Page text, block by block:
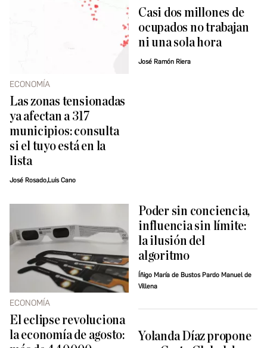
ECONOMÍA
Las zonas tensionadas
ya afectan a 317
municipios: consulta
si el tuyo está en la
lista
José Rosado,Luis Cano
Casi dos millones de
ocupados no trabajan
ni una sola hora
José Ramón Riera
ECONOMÍA
El eclipse revoluciona
la economía de agosto:
Poder sin conciencia,
influencia sin límite:
la ilusión del
algoritmo
Íñigo María de Bustos Pardo Manuel de
Villena
Yolanda Díaz propone